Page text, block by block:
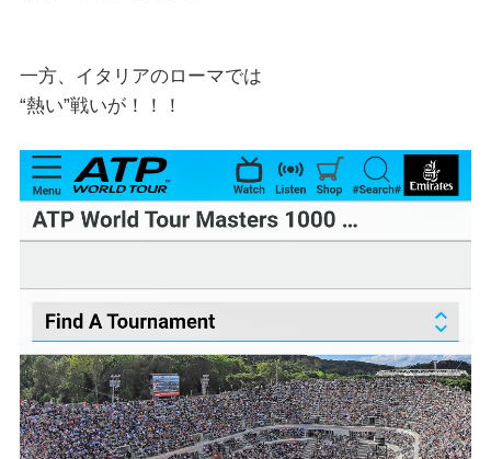
一方、イタリアのローマでは
“熱い”戦いが！！！